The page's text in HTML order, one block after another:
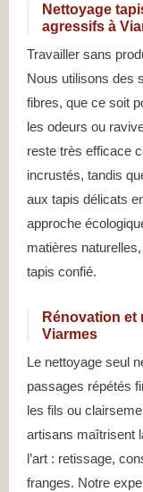
Nettoyage
agressifs à
Travailler sans
Nous utilisons des
fibres, que ce soit
les odeurs ou
reste très efficace
incrustés, tandis
aux tapis délicats
approche
matières
tapis confié.
Rénovation et
Viarmes
Le nettoyage seul
passages répétés
les fils ou
artisans maîtrisent
l’art : retissage,
franges. Notre